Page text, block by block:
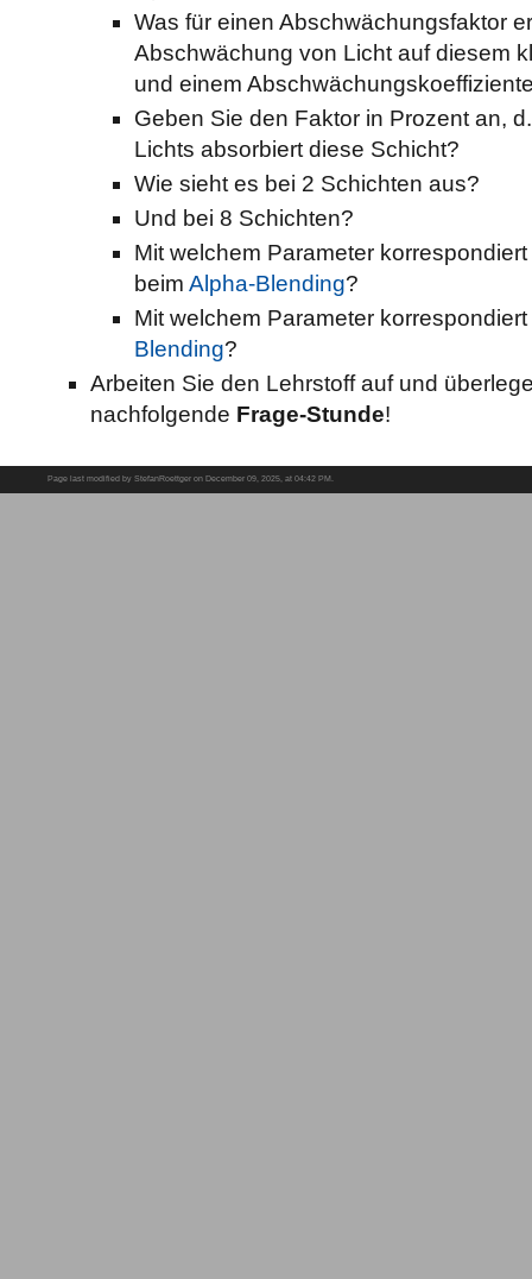
Was für einen Abschwächungsfaktor
Abschwächung von Licht auf diesem
und einem
Geben Sie den Faktor in Prozent an,
Lichts absorbiert diese Schicht?
Wie sieht es bei 2 Schichten aus?
Und bei 8 Schichten?
Mit welchem Parameter
beim Alpha-Blending?
Mit welchem Parameter
Blending?
Arbeiten Sie den Lehrstoff auf und
nachfolgende Frage-Stunde!
Page last modified by StefanRoettger on December 09, 2025, at 04:42 PM.